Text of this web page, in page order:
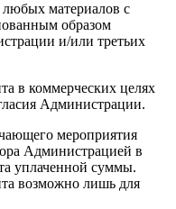
материалов с
образом
и/или третьих
в коммерческих целях
Администрации.
мероприятия
Администрацией в
уплаченной суммы.
возможно лишь для